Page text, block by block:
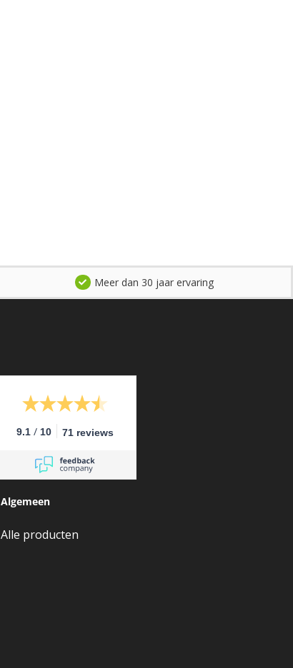
Meer dan 30 jaar ervaring
9.1 / 10 71 reviews
Algemeen
Alle producten